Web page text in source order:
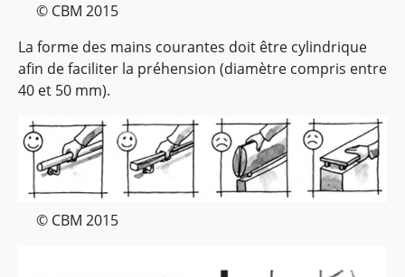
© CBM 2015
La forme des mains courantes doit être cylindrique
afin de faciliter la préhension (diamètre compris entre
40 et 50 mm).
© CBM 2015